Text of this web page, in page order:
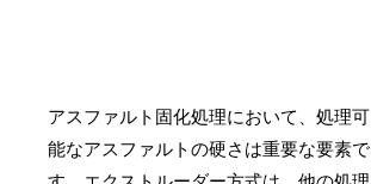
アスファルト固化処理において、処理可
能なアスファルトの硬さは重要な要素で